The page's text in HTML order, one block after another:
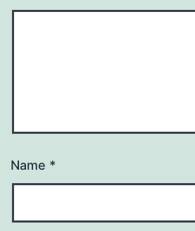
Name *